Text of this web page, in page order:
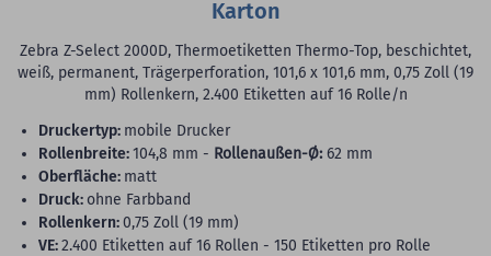
Karton
Zebra Z-Select 2000D, Thermoetiketten Thermo-Top, beschichtet,
weiß, permanent, Trägerperforation, 101,6 x 101,6 mm, 0,75 Zoll (19
mm) Rollenkern, 2.400 Etiketten auf 16 Rolle/n
Druckertyp: mobile Drucker
Rollenbreite:104,8 mm - Rollenaußen-Ø: 62 mm
Oberfläche: matt
Druck: ohne Farbband
Rollenkern:0,75 Zoll (19 mm)
VE:2.400 Etiketten auf 16 Rollen - 150 Etiketten pro Rolle